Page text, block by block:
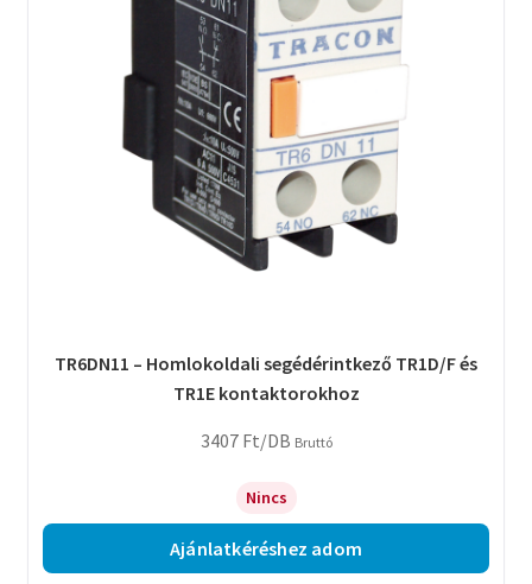
TR6DN11 – Homlokoldali segédérintkező TR1D/F és
TR1E kontaktorokhoz
3407 Ft/DB Bruttó
Nincs
Ajánlatkéréshez adom